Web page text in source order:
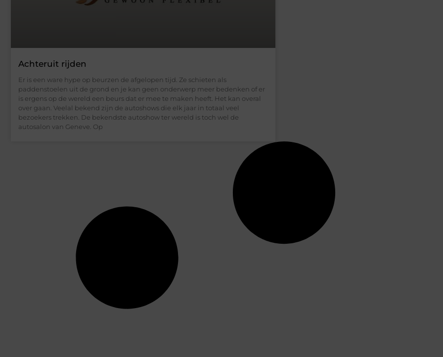
Achteruit rijden
Er is een ware hype op beurzen de afgelopen tijd. Ze schieten als
paddenstoelen uit de grond en je kan geen onderwerp meer bedenken of er
is ergens op de wereld een beurs dat er mee te maken heeft. Het kan overal
over gaan. Veelal bekend zijn de autoshows die elk jaar in totaal veel
bezoekers trekken. De bekendste autoshow ter wereld is toch wel de
autosalon van Geneve. Op